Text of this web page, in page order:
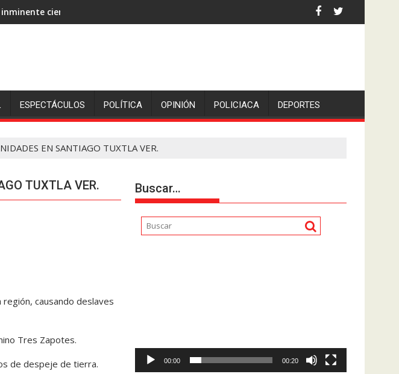
cierre de ingenió San Pedro en Lerdo de Tejada, Veracruz.
ESPECTÁCULOS POLÍTICA OPINIÓN POLICIACA DEPORTES
EN SANTIAGO TUXTLA VER.
TUXTLA VER.
causando deslaves
Tres Zapotes.
de despeje de tierra.
Buscar…
00:00 00:20